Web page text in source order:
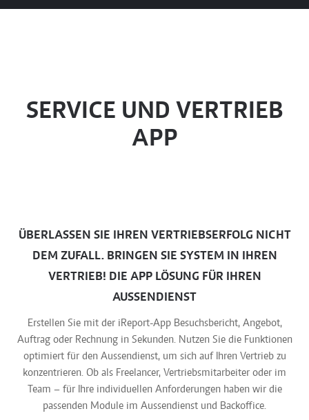
SERVICE UND VERTRIEB
APP
ÜBERLASSEN SIE IHREN VERTRIEBSERFOLG NICHT
DEM ZUFALL. BRINGEN SIE SYSTEM IN IHREN
VERTRIEB! DIE APP LÖSUNG FÜR IHREN
AUSSENDIENST
Erstellen Sie mit der iReport-App Besuchsbericht, Angebot,
Auftrag oder Rechnung in Sekunden. Nutzen Sie die Funktionen
optimiert für den Aussendienst, um sich auf Ihren Vertrieb zu
konzentrieren. Ob als Freelancer, Vertriebsmitarbeiter oder im
Team – für Ihre individuellen Anforderungen haben wir die
passenden Module im Aussendienst und Backoffice.